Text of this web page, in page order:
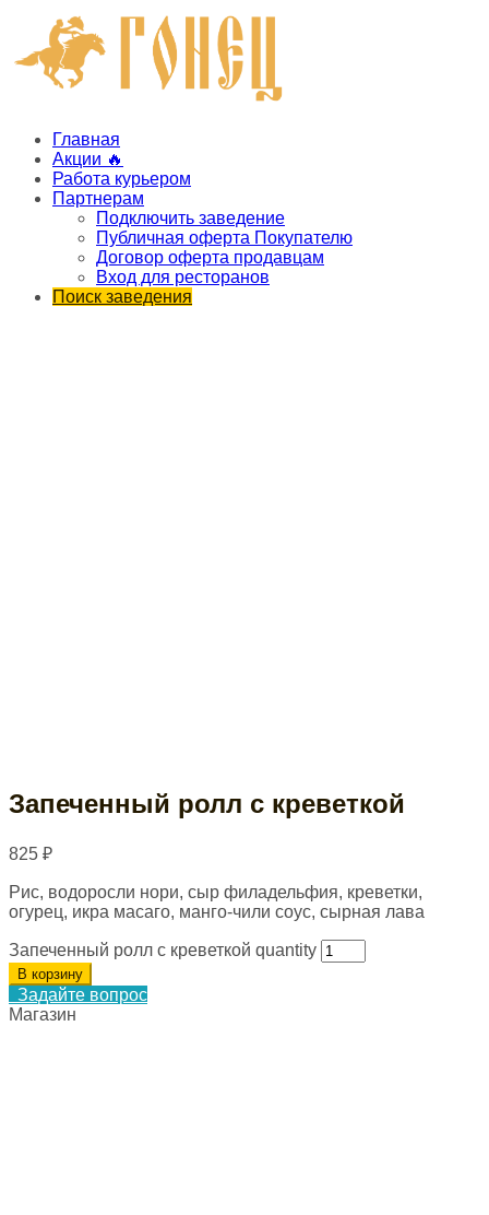
Главная
Акции 🔥
Работа курьером
Партнерам
Подключить заведение
Публичная оферта Покупателю
Договор оферта продавцам
Вход для ресторанов
Поиск заведения
Запеченный ролл с креветкой
825 ₽
Рис, водоросли нори, сыр филадельфия, креветки,
огурец, икра масаго, манго-чили соус, сырная лава
Запеченный ролл с креветкой quantity
В корзину
Задайте вопрос
Магазин